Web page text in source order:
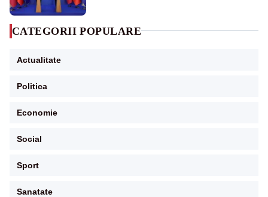
CATEGORII POPULARE
Actualitate
Politica
Economie
Social
Sport
Sanatate